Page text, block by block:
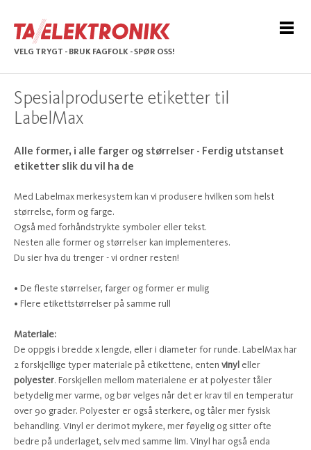
VELG TRYGT - BRUK FAGFOLK - SPØR OSS!
Spesialproduserte etiketter til
LabelMax
Alle former, i alle farger og størrelser - Ferdig utstanset
etiketter slik du vil ha de
Med Labelmax merkesystem kan vi produsere hvilken som helst
størrelse, form og farge.
Også med forhåndstrykte symboler eller tekst.
Nesten alle former og størrelser kan implementeres.
Du sier hva du trenger - vi ordner resten!
• De fleste størrelser, farger og former er mulig
• Flere etikettstørrelser på samme rull
Materiale:
De oppgis i bredde x lengde, eller i diameter for runde. LabelMax har
2 forskjellige typer materiale på etikettene, enten vinyl eller
polyester. Forskjellen mellom materialene er at polyester tåler
betydelig mer varme, og bør velges når det er krav til en temperatur
over 90 grader. Polyester er også sterkere, og tåler mer fysisk
behandling. Vinyl er derimot mykere, mer føyelig og sitter ofte
bedre på underlaget, selv med samme lim. Vinyl har også enda